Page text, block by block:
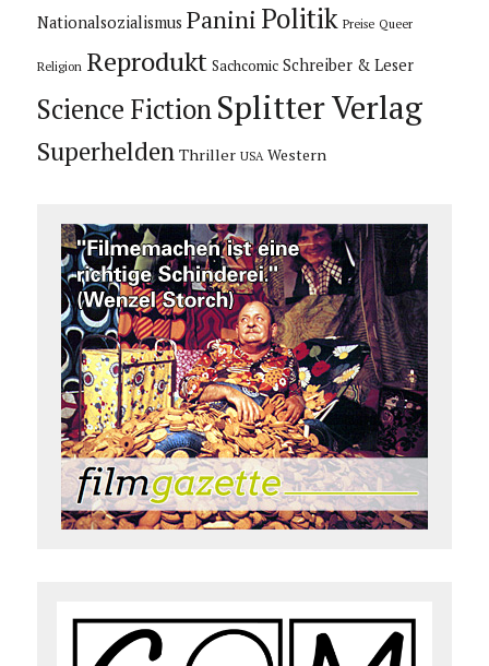
Nationalsozialismus Panini Politik Preise Queer
Religion Reprodukt Sachcomic Schreiber & Leser
Science Fiction Splitter Verlag
Superhelden Thriller USA Western